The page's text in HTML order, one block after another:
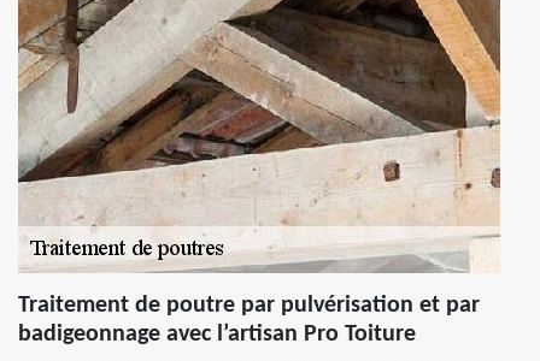
Traitement de poutre par pulvérisation et par
badigeonnage avec l’artisan Pro Toiture